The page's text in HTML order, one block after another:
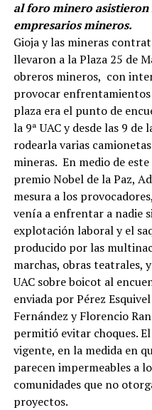
al foro minero asistieron
empresarios mineros.
Gioja y las mineras
llevaron a la Plaza 25 de
obreros mineros, con
provocar enfrentamientos
plaza era el punto de
la 9ª UAC y desde las 9
rodearla varias
mineras. En medio de
premio Nobel de la Paz,
mesura a los
venía a enfrentar a nadie
explotación laboral y el
producido por las
marchas, obras teatrales,
UAC sobre boicot al
enviada por Pérez
Fernández y Florencio
permitió evitar choques.
vigente, en la medida en
parecen impermeables a
comunidades que no
proyectos.